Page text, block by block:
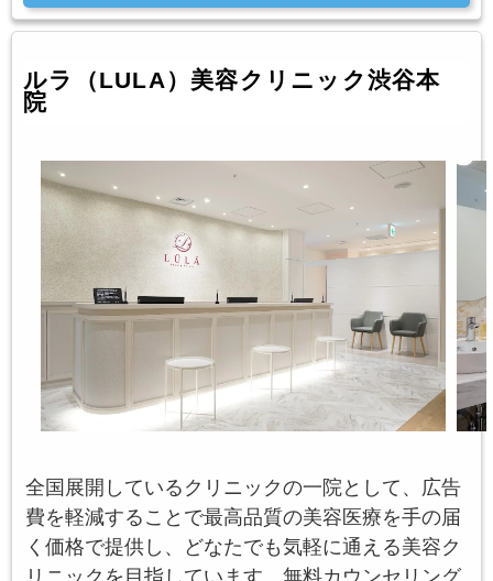
ルラ（LULA）美容クリニック渋谷本
院
全国展開しているクリニックの一院として、広告
費を軽減することで最高品質の美容医療を手の届
く価格で提供し、どなたでも気軽に通える美容ク